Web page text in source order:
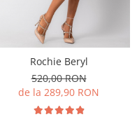
Rochie Beryl
520,00 RON
de la 289,90 RON